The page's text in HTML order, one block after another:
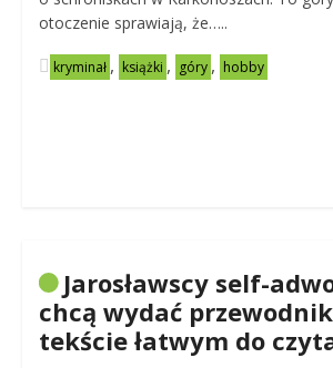
otoczenie sprawiają, że…..
kryminał , książki , góry , hobby
Jarosławscy self-
chcą wydać
tekście łatwym do